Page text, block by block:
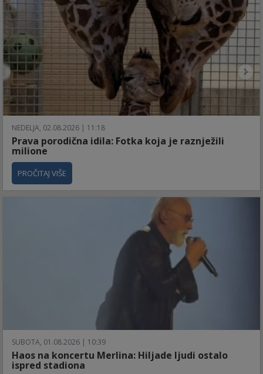
NEDELJA, 02.08.2026 | 11:18
Prava porodična idila: Fotka koja je raznježili
milione
PROČITAJ VIŠE
SUBOTA, 01.08.2026 | 10:39
Haos na koncertu Merlina: Hiljade ljudi ostalo
ispred stadiona